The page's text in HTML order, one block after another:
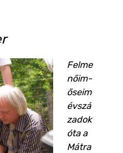
Felme
nőim-
őseim
évszá
zadok
óta a
Mátra